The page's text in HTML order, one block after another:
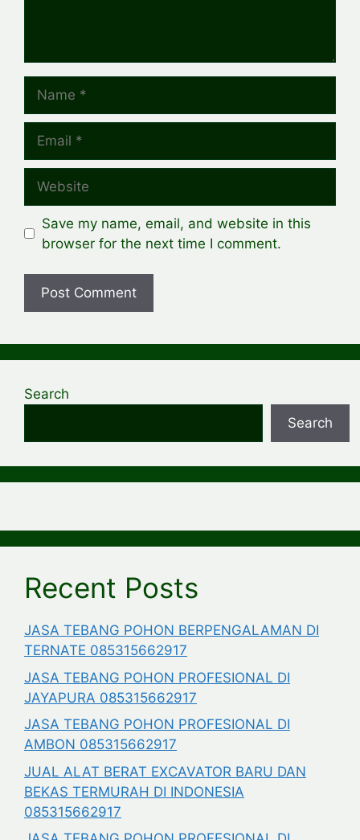
Save my name, email, and website in this
browser for the next time I comment.
Search
Search
Recent Posts
JASA TEBANG POHON BERPENGALAMAN DI
TERNATE 085315662917
JASA TEBANG POHON PROFESIONAL DI
JAYAPURA 085315662917
JASA TEBANG POHON PROFESIONAL DI
AMBON 085315662917
JUAL ALAT BERAT EXCAVATOR BARU DAN
BEKAS TERMURAH DI INDONESIA
085315662917